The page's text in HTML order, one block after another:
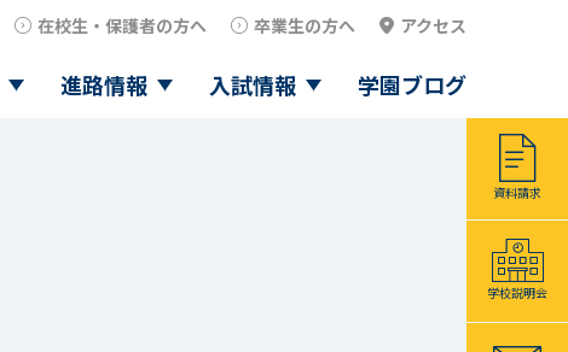
在校生・保護者の方へ 卒業生の方へ アクセス
進路情報 入試情報 学園ブログ
資料請求
学校説明会